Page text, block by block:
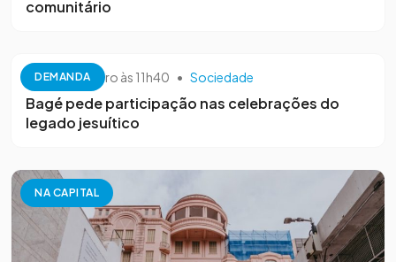
comunitário
DEMANDA
26 de setembro às 11h40 • Sociedade
Bagé pede participação nas celebrações do
legado jesuítico
NA CAPITAL